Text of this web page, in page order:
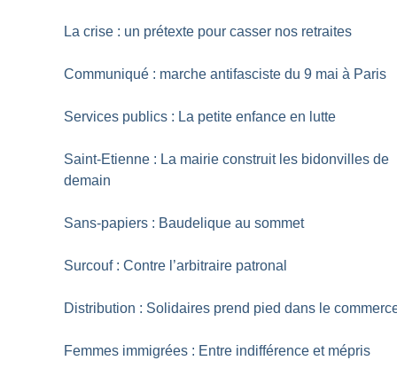
La crise : un prétexte pour casser nos retraites
Communiqué : marche antifasciste du 9 mai à Paris
Services publics : La petite enfance en lutte
Saint-Etienne : La mairie construit les bidonvilles de
demain
Sans-papiers : Baudelique au sommet
Surcouf : Contre l’arbitraire patronal
Distribution : Solidaires prend pied dans le
Femmes immigrées : Entre indifférence et mépris